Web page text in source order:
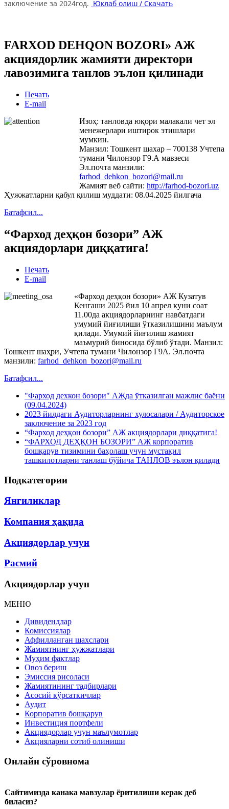
заключение за 2024год. Юклаб олиш / Скачать
FARXOD DEHQON BOZORI» АЖ
акциядорлик жамияти директори
лавозимига танлов эълон қилинади
Печать
E-mail
Изоҳ: танловда юқори малакали чет эл
менежерлари иштирок этишлари
мумкин.
Манзил: Тошкент шахар – 700138 Учтепа
тумани Чилонзор Г9.А мавзеси
Эл.почта манзили:
farhod_dehkon_bozori@mail.ru
Жамият веб сайти: http://farhod-bozori.uz
Ҳужжатларни қабул қилиш муддати: 08.04.2025 йилгача
Батафсил...
“Фарход деҳқон бозори” АЖ
акциядорлари диққатига!
Печать
E-mail
«Фарход деҳқон бозори» АЖ Кузатув
Кенгаши 2025 йил 10 апрел куни соат
11.00да акциядорларнинг навбатдаги
умумий йиғилиши ўтказилишини маълум
қилади. Умумий йиғилиш жамият
маъмурий биносида бўлиб ўтади. Манзил:
Тошкент шаҳри, Учтепа тумани Чилонзор Г9А. Эл.почта
манзили: farhod_dehkon_bozori@mail.ru
Батафсил...
"Фарход дехкон бозори" АЖда ўтказилган мажлис баёни
(09.04.2024)
2023 йилдаги Аудиторларнинг хулосалари / Аудиторское
заключение за 2023 год
“Фарход деҳқон бозори” АЖ акциядорлари диққатига!
“ФАРХОД ДЕҲҚОН БОЗОРИ” АЖ корпоратив
бошқарув тизимини баҳолаш учун мустақил
ташкилотларни танлаш бўйича ТАНЛОВ эълон қилади
Подкатегории
Янгиликлар
Компания ҳақида
Акциядорлар учун
Расмий
Акциядорлар учун
МЕНЮ
Дивидендлар
Комиссиялар
Аффилланган шахслари
Жамиятнинг ҳужжатлари
Муҳим фактлар
Овоз бериш
Эмиссия рисоласи
Жамиятининг тадбирлари
Асосий кўрсаткичлар
Аудит
Корпоратив бошқарув
Инвестиция портфели
Акциядорлар учун маълумотлар
Акцияларни сотиб олиниши
Онлайн сўровнома
Сайтимизда канака мавзулар ёритилиши керак деб
биласиз?